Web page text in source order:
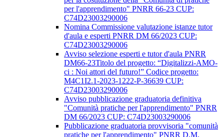
per l'apprendimento" PNRR 66-23 CUP:
C74D23003290006
Nomina Commissione valutazione istanze tutor
d'aula e esperti PNRR DM 66/2023 CUP:
C74D23003290006
Avviso selezione esperti e tutor d'aula PNRR
DM66-23Titolo del progetto: “Digitalizzi-AMO-
ci : Noi attori del futuro!” Codice progetto:
M4C1I2.1-2023-1222-P-36639 CUP:
C74D23003290006
Avviso pubblicazione graduatoria definitiva
"Comunità pratiche per l'apprendimento" PNRR
DM 66/2023 CUP: C74D23003290006
Pubblicazione graduatoria provvisoria "comunità
pratiche per l'apprendimento" PNRR D.M.